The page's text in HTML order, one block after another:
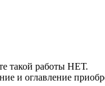
такой работы НЕТ.
и оглавление